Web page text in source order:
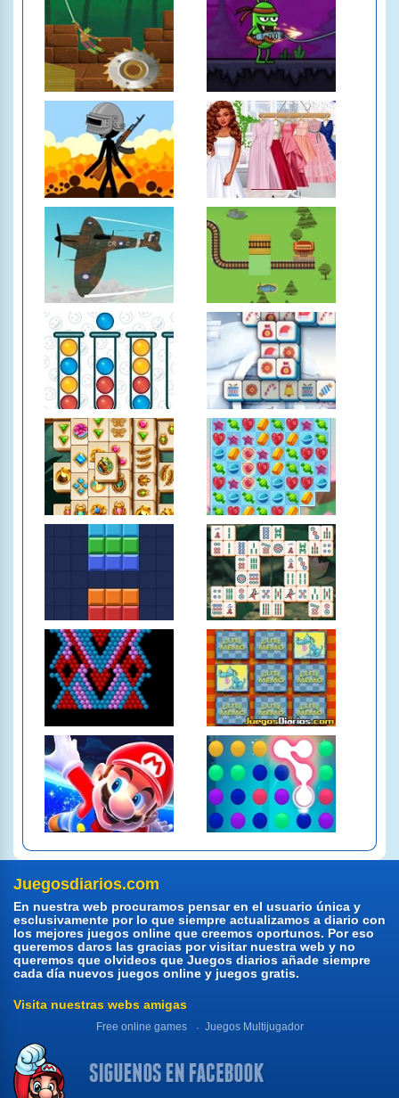
Juegosdiarios.com
En nuestra web procuramos pensar en el usuario única y
esclusivamente por lo que siempre actualizamos a diario con
los mejores juegos online que creemos oportunos. Por eso
queremos daros las gracias por visitar nuestra web y no
queremos que olvideos que Juegos diarios añade siempre
cada día nuevos juegos online y juegos gratis.
Visita nuestras webs amigas
Free online games Juegos Multijugador